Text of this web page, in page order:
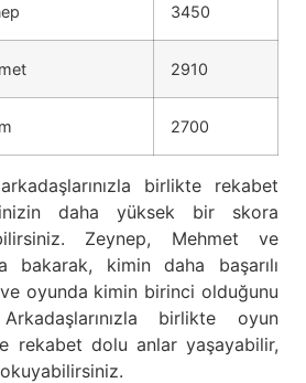
3450
2910
2700
birlikte rekabet
daha yüksek bir skora
Zeynep, Mehmet ve
bakarak, kimin daha başarılı
oyunda kimin birinci olduğunu
birlikte oyun
rekabet dolu anlar yaşayabilir,